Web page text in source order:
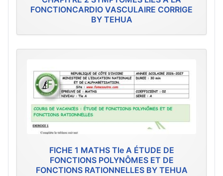
FONCTIONCARDIO VASCULAIRE CORRIGE
BY TEHUA
FICHE 1 MATHS Tle A ÉTUDE DE
FONCTIONS POLYNÔMES ET DE
FONCTIONS RATIONNELLES BY TEHUA